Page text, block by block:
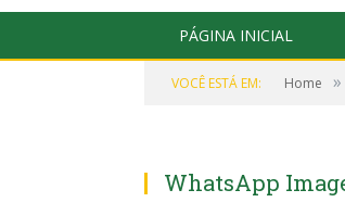
PÁGINA INICIAL
VOCÊ ESTÁ EM: Home »
WhatsApp